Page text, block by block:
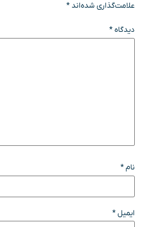
علامت‌گذاری شده‌اند*
دیدگاه*
نام*
ایمیل*